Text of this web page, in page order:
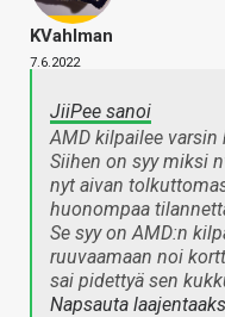
KVahlman
7.6.2022
JiiPee sanoi
AMD kilpailee varsin
Siihen on syy miksi
nyt aivan
huonompaa
Se syy on AMD:n
ruuvaamaan noi
sai pidettyä sen
Napsauta